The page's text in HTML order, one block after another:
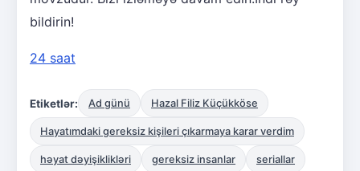
bildirin!
24 saat
Etiketlər: Ad günü Hazal Filiz Küçükköse
Hayatımdaki gereksiz kişileri çıkarmaya karar verdim
həyat dəyişiklikləri gereksiz insanlar seriallar